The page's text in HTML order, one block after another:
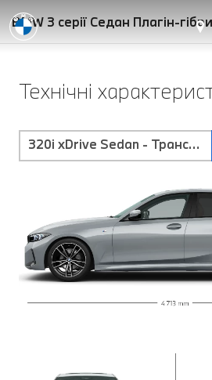
BMW 3 серії Седан Плагін-
Технічні
320i xDrive Sedan -